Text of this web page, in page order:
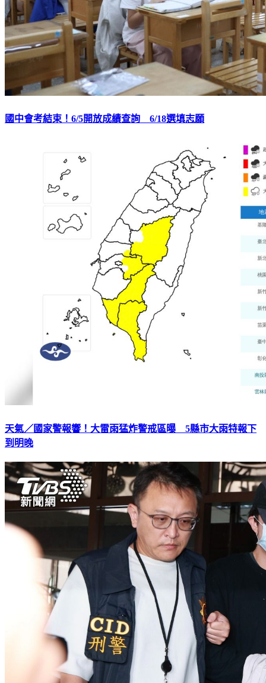
國中會考結束！6/5開放成績查詢 6/18選填志願
天氣／國家警報響！大雷雨猛炸警戒區曝 5縣市大雨特報下
到明晚